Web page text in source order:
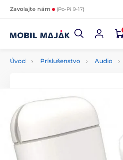
Zavolajte nám (Po-Pi 9-17)
Úvod Príslušenstvo Audio